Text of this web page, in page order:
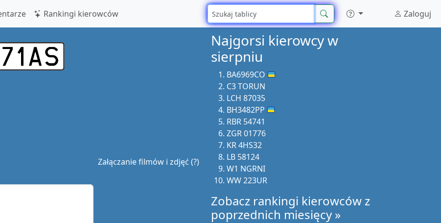
Rankingi kierowców Zaloguj
Załączanie filmów i zdjęć (?)
Najgorsi kierowcy w
sierpniu
BA6969CO
C3 TORUN
LCH 87035
BH3482PP
RBR 54741
ZGR 01776
KR 4HS32
LB 58124
W1 NGRNI
WW 223UR
Zobacz rankingi kierowców z
poprzednich miesięcy »